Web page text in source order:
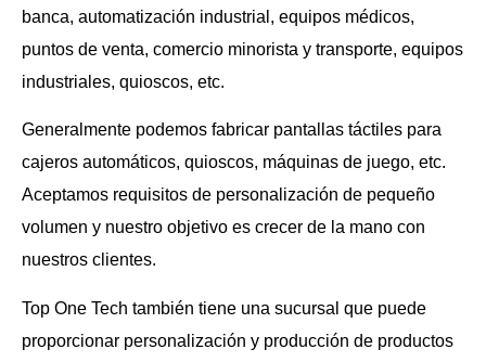
banca, automatización industrial, equipos médicos,
puntos de venta, comercio minorista y transporte, equipos
industriales, quioscos, etc.
Generalmente podemos fabricar pantallas táctiles para
cajeros automáticos, quioscos, máquinas de juego, etc.
Aceptamos requisitos de personalización de pequeño
volumen y nuestro objetivo es crecer de la mano con
nuestros clientes.
Top One Tech también tiene una sucursal que puede
proporcionar personalización y producción de productos